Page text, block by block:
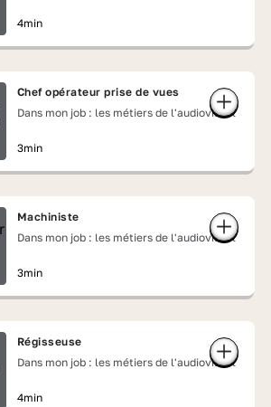
4min
Chef opérateur prise de vues
Dans mon job : les métiers de l'audiovisuel
3min
Machiniste
Dans mon job : les métiers de l'audiovisuel
3min
Régisseuse
Dans mon job : les métiers de l'audiovisuel
4min